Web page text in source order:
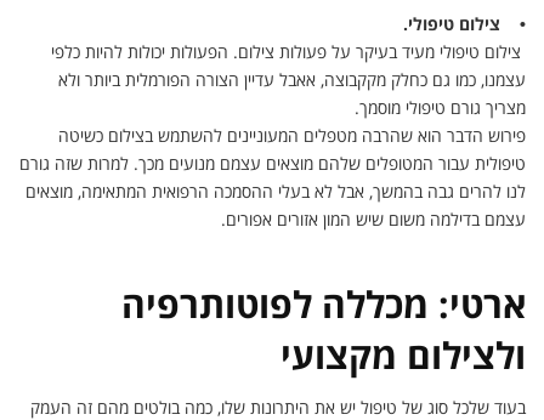
• צילום טיפולי.
צילום טיפולי מעיד בעיקר על פעולות צילום. הפעולות יכולות להיות כלפי
עצמנו, כמו גם כחלק מקקבוצה, אאבל עדיין הצורה הפורמלית ביותר ולא
מצריך גורם טיפולי מוסמך.
פירוש הדבר הוא שהרבה מטפלים המעוניינים להשתמש בצילום כשיטה
טיפולית עבור המטופלים שלהם מוצאים עצמם מנועים מכך. למרות שזה גורם
לנו להרים גבה בהמשך, אבל לא בעלי ההסמכה הרפואית המתאימה, מוצאים
עצמם בדילמה משום שיש המון אזורים אפורים.
ארטי: מכללה לפוטותרפיה
ולצילום מקצועי
בעוד שלכל סוג של טיפול יש את היתרונות שלו, כמה בולטים מהם זה העמק